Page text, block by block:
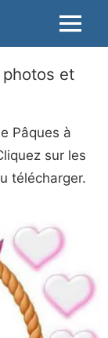
Menu
et
Pâques à
sur les
télécharger.